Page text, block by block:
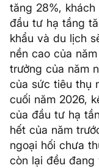
tăng 28%, khách
đầu tư hạ tầng
khẩu và du lịch
nền cao của
trưởng của năm
của sức tiêu thụ
cuối năm 2026,
của đầu tư hạ
hết của năm
ngoại hối chưa
còn lại đều đang